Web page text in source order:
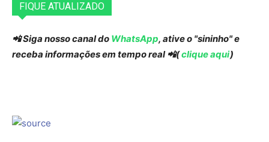
FIQUE ATUALIZADO
📲 Siga nosso canal do WhatsApp, ative o "sininho" e
receba informações em tempo real 📲(clique aqui)